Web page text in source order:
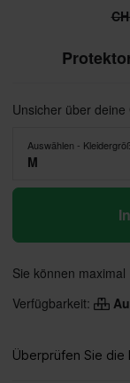
Unsicher über deine
Auswählen -
M
Sie können
Verfügbarkeit: